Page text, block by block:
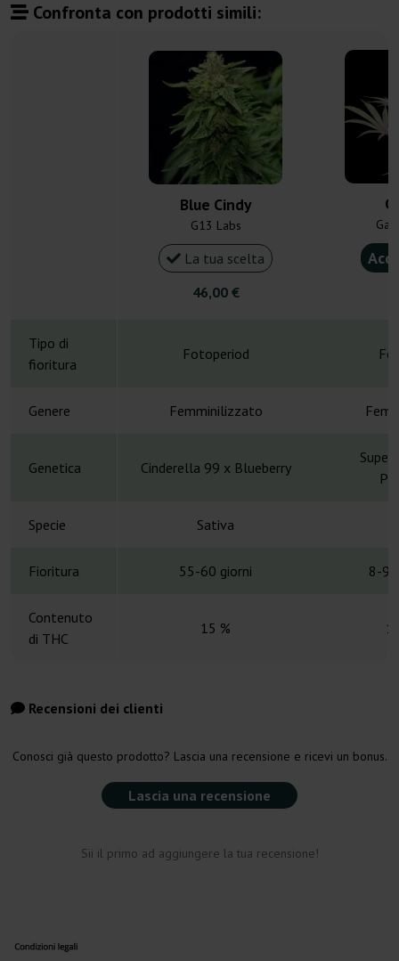
Confronta con prodotti simili:
Blue Cindy
G13 Labs
La tua scelta
46,00 €
Tipo di
fioritura
Fotoperiod
Genere Femminilizzato
Genetica Cinderella 99 x Blueberry
Super
Specie Sativa
Fioritura 55-60 giorni 8-9
Contenuto
di THC
15 %
Recensioni dei clienti
Conosci già questo prodotto? Lascia una recensione e ricevi un bonus.
Lascia una recensione
Sii il primo ad aggiungere la tua recensione!